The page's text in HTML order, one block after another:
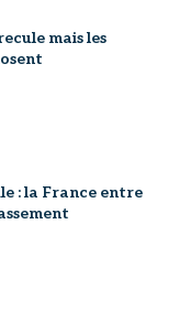
mais les
: la France entre